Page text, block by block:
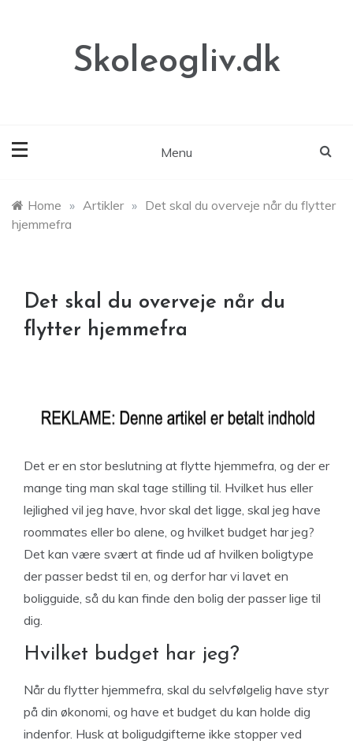
Skoleogliv.dk
Menu
Home » Artikler » Det skal du overveje når du flytter
hjemmefra
Det skal du overveje når du
flytter hjemmefra
Det er en stor beslutning at flytte hjemmefra, og der er
mange ting man skal tage stilling til. Hvilket hus eller
lejlighed vil jeg have, hvor skal det ligge, skal jeg have
roommates eller bo alene, og hvilket budget har jeg?
Det kan være svært at finde ud af hvilken boligtype
der passer bedst til en, og derfor har vi lavet en
boligguide, så du kan finde den bolig der passer lige til
dig.
Hvilket budget har jeg?
Når du flytter hjemmefra, skal du selvfølgelig have styr
på din økonomi, og have et budget du kan holde dig
indenfor. Husk at boligudgifterne ikke stopper ved